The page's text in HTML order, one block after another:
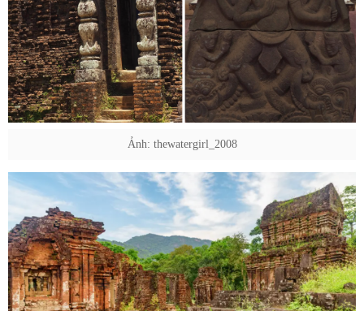
Ảnh: thewatergirl_2008